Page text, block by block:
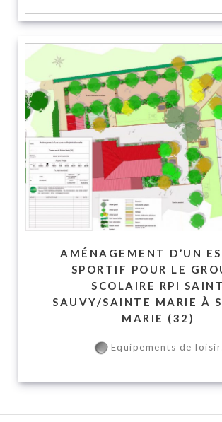
AMÉNAGEMENT D’UN
SPORTIF POUR LE
SCOLAIRE RPI SAINT
SAUVY/SAINTE MARIE À
MARIE (32)
Equipements de